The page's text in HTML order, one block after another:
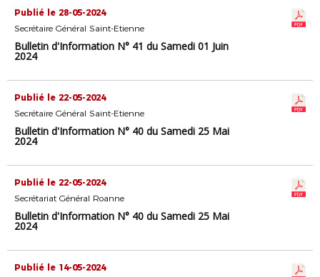
Publié le 28-05-2024
Secrétaire Général Saint-Etienne
Bulletin d'Information N° 41 du Samedi 01 Juin
2024
Publié le 22-05-2024
Secrétaire Général Saint-Etienne
Bulletin d'Information N° 40 du Samedi 25 Mai
2024
Publié le 22-05-2024
Secrétariat Général Roanne
Bulletin d'Information N° 40 du Samedi 25 Mai
2024
Publié le 14-05-2024